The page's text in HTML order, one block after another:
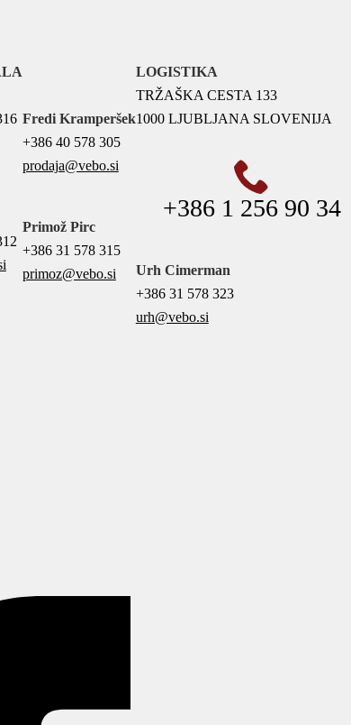
Fredi Kramperšek
+386 40 578 305
prodaja@vebo.si
Primož Pirc
+386 31 578 315
primoz@vebo.si
LOGISTIKA
TRŽAŠKA CESTA 133
1000 LJUBLJANA SLOVENIJA
+386 1 256 90 34
Urh Cimerman
+386 31 578 323
urh@vebo.si